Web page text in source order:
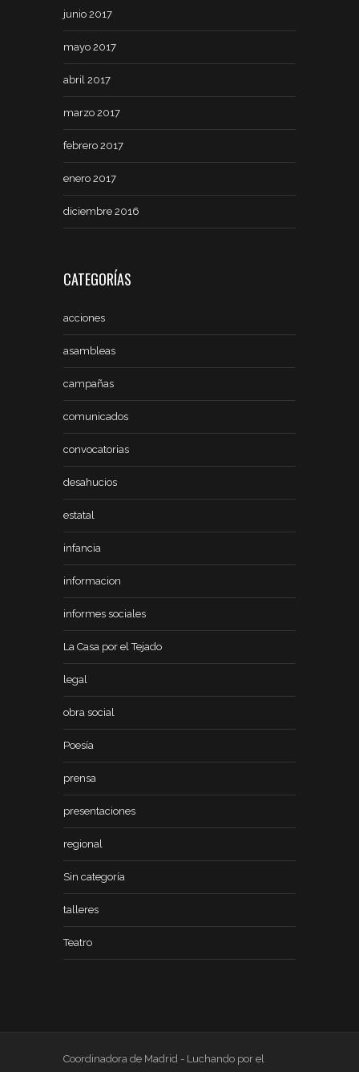
junio 2017
mayo 2017
abril 2017
marzo 2017
febrero 2017
enero 2017
diciembre 2016
CATEGORÍAS
acciones
asambleas
campañas
comunicados
convocatorias
desahucios
estatal
infancia
informacion
informes sociales
La Casa por el Tejado
legal
obra social
Poesía
prensa
presentaciones
regional
Sin categoría
talleres
Teatro
Coordinadora de Madrid - Luchando por el